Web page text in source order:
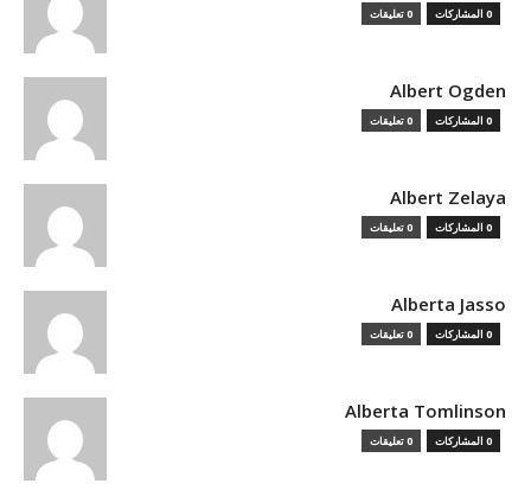
0 المشاركات 0 تعليقات
Albert Ogden
0 المشاركات 0 تعليقات
Albert Zelaya
0 المشاركات 0 تعليقات
Alberta Jasso
0 المشاركات 0 تعليقات
Alberta Tomlinson
0 المشاركات 0 تعليقات